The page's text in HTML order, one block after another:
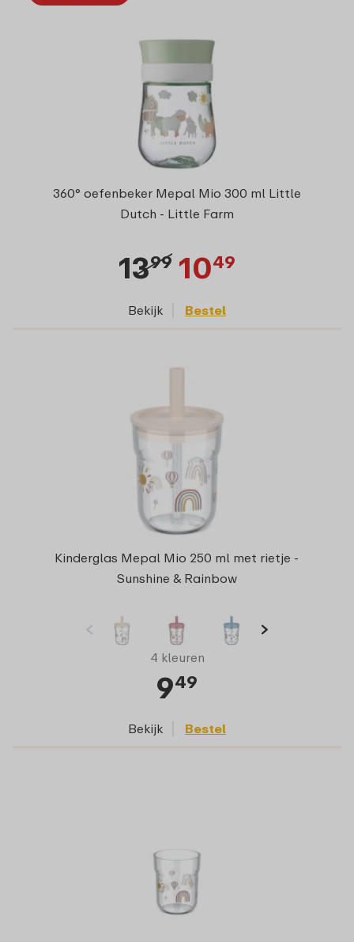
360° oefenbeker Mepal Mio 300 ml Little
Dutch - Little Farm
1399 1049
Bekijk Bestel
Kinderglas Mepal Mio 250 ml met rietje -
Sunshine & Rainbow
4 kleuren
949
Bekijk Bestel